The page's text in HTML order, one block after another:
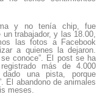
y no tenía chip, fue
trabajador, y las 18.00,
las fotos a Facebook
a quienes la dejaron.
conoce”. El post se ha
más de 4.000
una pista, porque
El abandono de animales
meses.